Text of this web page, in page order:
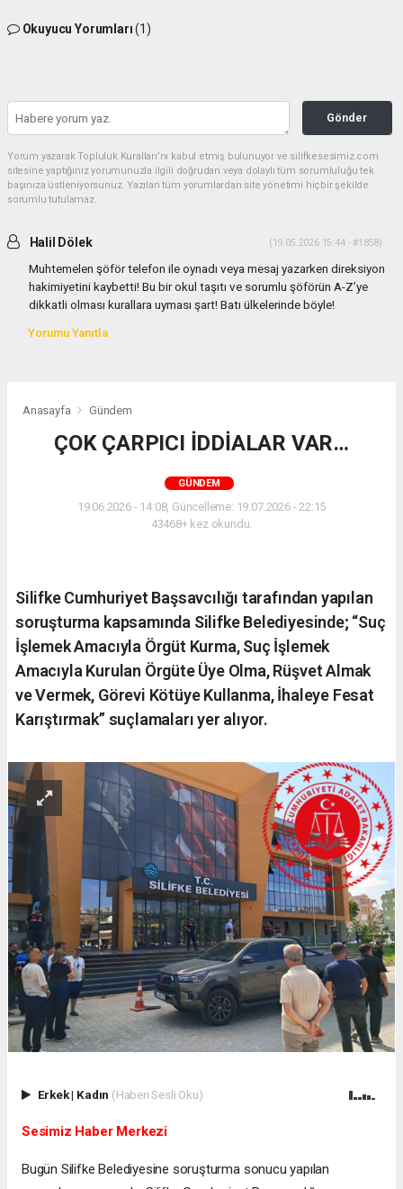
Okuyucu Yorumları(1)
Gönder
Yorum yazarak Topluluk Kuralları’nı kabul etmiş bulunuyor ve silifkesesimiz.com
sitesine yaptığınız yorumunuzla ilgili doğrudan veya dolaylı tüm sorumluluğu tek
başınıza üstleniyorsunuz. Yazılan tüm yorumlardan site yönetimi hiçbir şekilde
sorumlu tutulamaz.
Halil Dölek (19.05.2026 15:44 - #1858)
Muhtemelen şöför telefon ile oynadı veya mesaj yazarken direksiyon
hakimiyetini kaybetti! Bu bir okul taşıtı ve sorumlu şöförün A-Z’ye
dikkatli olması kurallara uyması şart! Batı ülkelerinde böyle!
Yorumu Yanıtla
Anasayfa Gündem
ÇOK ÇARPICI İDDİALAR VAR…
GÜNDEM
19.06.2026 - 14:08, Güncelleme: 19.07.2026 - 22:15
43468+ kez okundu.
Silifke Cumhuriyet Başsavcılığı tarafından yapılan
soruşturma kapsamında Silifke Belediyesinde; “Suç
İşlemek Amacıyla Örgüt Kurma, Suç İşlemek
Amacıyla Kurulan Örgüte Üye Olma, Rüşvet Almak
ve Vermek, Görevi Kötüye Kullanma, İhaleye Fesat
Karıştırmak” suçlamaları yer alıyor.
Erkek| Kadın (Haberi Sesli Oku)
Sesimiz Haber Merkezi
Bugün Silifke Belediyesine soruşturma sonucu yapılan